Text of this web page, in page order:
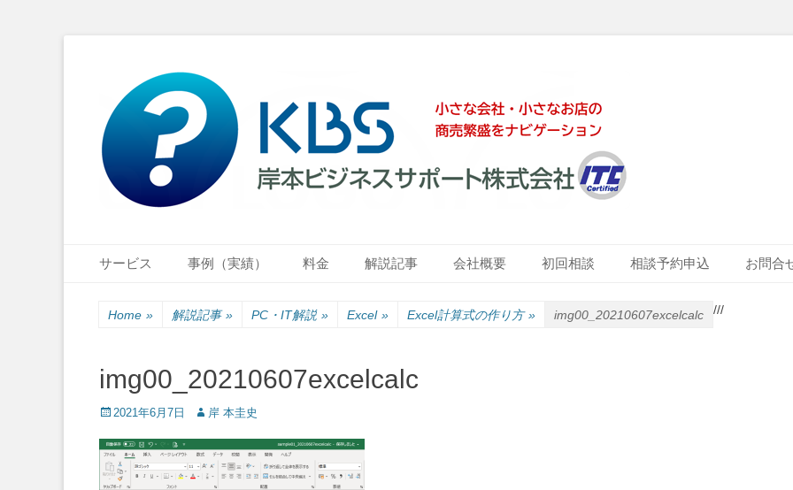
岸本ビジネスサポート株式会社
小さな会社・小さなお店のIT経営をナビゲーション
Primary Menu
サービス 事例（実績） 料金 解説記事 会社概要 初回相談 相談予約申込 お問合
Home » 解説記事 » /
PC・IT解説 » /
Excel » /
Excel計算式の作り方 » img00_20210607excelcalc
img00_20210607excelcalc
Posted
2021年6月7日 Author
岸 本圭史